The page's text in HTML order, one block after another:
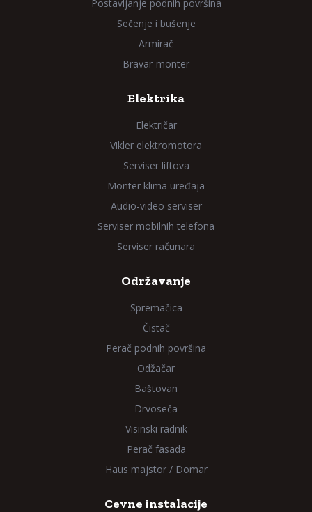
Postavljanje podnih površina
Sečenje i bušenje
Armirač
Bravar-monter
Elektrika
Električar
Vikler elektromotora
Serviser liftova
Monter klima uređaja
Audio-video serviser
Serviser mobilnih telefona
Serviser računara
Održavanje
Spremačica
Čistač
Perač podnih površina
Odžačar
Baštovan
Drvoseča
Visinski radnik
Perač fasada
Haus majstor / Domar
Cevne instalacije